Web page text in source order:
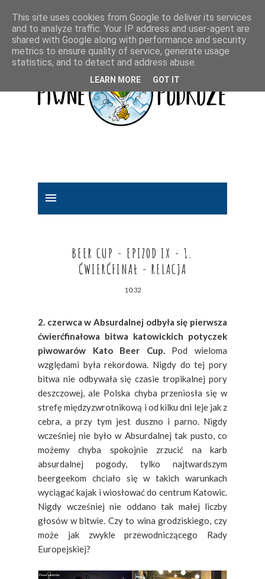
BEER CUP - EPIZOD IX - 1.
ĆWIERĆFINAŁ - RELACJA
10:32
2. czerwca w Absurdalnej odbyła się pierwsza
ćwierćfinałowa bitwa katowickich potyczek
piwowarów Kato Beer Cup.Pod wieloma
względami była rekordowa. Nigdy do tej pory
bitwa nie odbywała się czasie tropikalnej pory
deszczowej, ale Polska chyba przeniosła się w
strefę międzyzwrotnikową i od kilku dni leje jak z
cebra, a przy tym jest duszno i parno. Nigdy
wcześniej nie było w Absurdalnej tak pusto, co
możemy chyba spokojnie zrzucić na karb
absurdalnej pogody, tylko najtwardszym
beergeekom chciało się w takich warunkach
wyciągać kajak i wiosłować do centrum Katowic.
Nigdy wcześniej nie oddano tak małej liczby
głosów w bitwie. Czy to wina grodziskiego, czy
może jak zwykle przewodniczącego Rady
Europejskiej?
This site uses cookies from Google to deliver its services
and to analyze traffic. Your IP address and user-agent are
shared with Google along with performance and security
metrics to ensure quality of service, generate usage
statistics, and to detect and address abuse.
LEARN MORE GOT IT